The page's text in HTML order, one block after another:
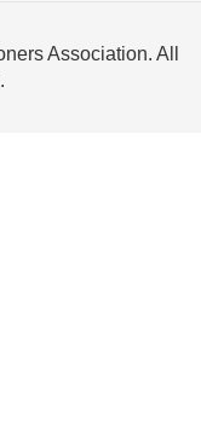
Association. All